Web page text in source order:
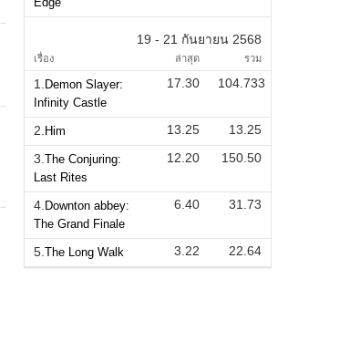
19 - 21 กันยายน 2568
เรื่อง ล่าสุด รวม
1. Demon Slayer:
Infinity Castle
17.30 104.733
2. Him 13.25
13.25
3. The Conjuring:
Last Rites
12.20 150.50
4. Downton abbey:
The Grand Finale
6.40 31.73
5. The Long Walk 3.22 22.64